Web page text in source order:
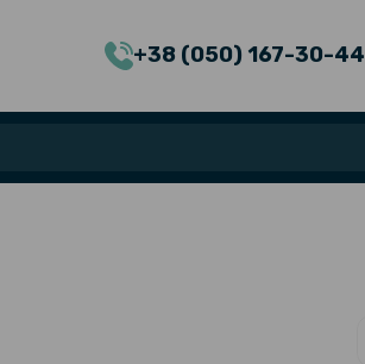
+38 (050) 167-30-44